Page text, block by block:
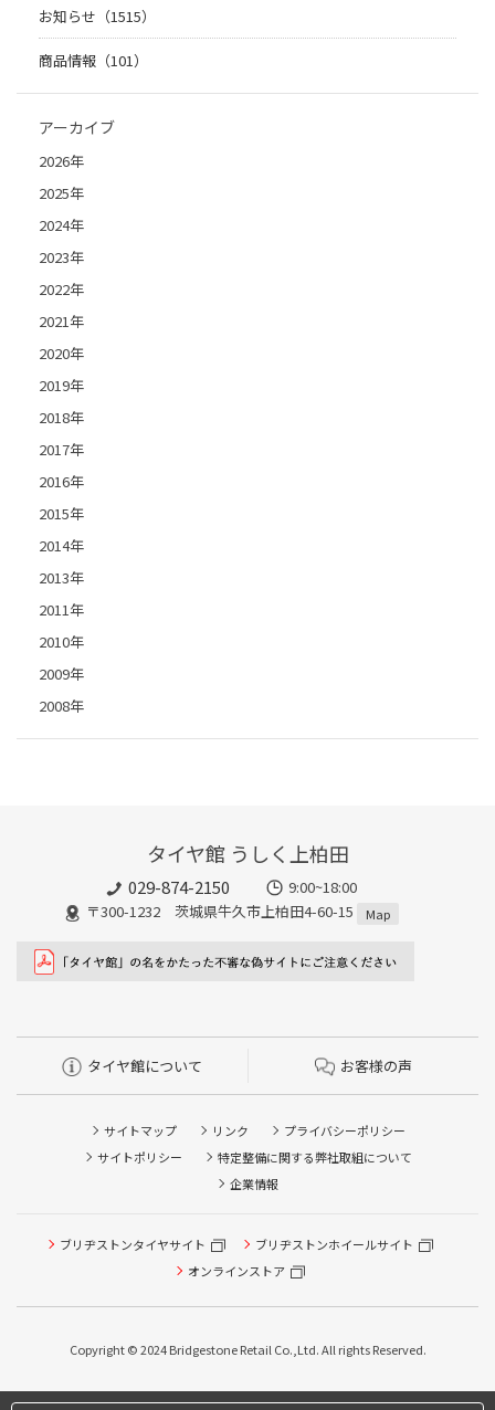
お知らせ（1515）
商品情報（101）
アーカイブ
2026年
2025年
2024年
2023年
2022年
2021年
2020年
2019年
2018年
2017年
2016年
2015年
2014年
2013年
2011年
2010年
2009年
2008年
タイヤ館 うしく上柏田
029-874-2150
9:00~18:00
〒300-1232 茨城県牛久市上柏田4-60-15
Map
タイヤ館について お客様の声
サイトマップ リンク
プライバシーポリシー
サイトポリシー
特定整備に関する弊社取組について
企業情報
ブリヂストンタイヤサイト
ブリヂストンホイールサイト
オンラインストア
Copyright © 2024 Bridgestone Retail Co.,Ltd. All rights Reserved.
タイヤ点検・安全点検/タイヤ履き替え/オイル交換/その他